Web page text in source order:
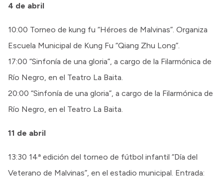
4 de abril
10:00 Torneo de kung fu “Héroes de Malvinas”. Organiza
Escuela Municipal de Kung Fu “Qiang Zhu Long”.
17:00 “Sinfonía de una gloria”, a cargo de la Filarmónica de
Río Negro, en el Teatro La Baita.
20:00 “Sinfonía de una gloria”, a cargo de la Filarmónica de
Río Negro, en el Teatro La Baita.
11 de abril
13:30 14ª edición del torneo de fútbol infantil “Día del
Veterano de Malvinas”, en el estadio municipal. Entrada: